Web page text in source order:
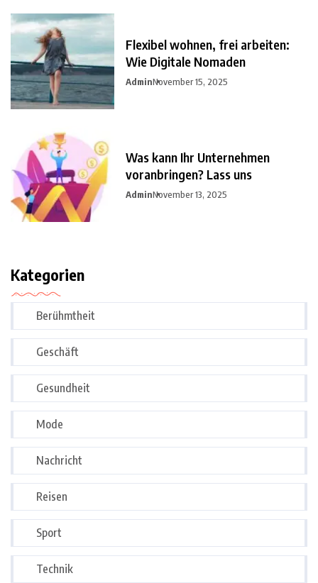
Flexibel wohnen, frei arbeiten:
Wie Digitale Nomaden
AdminNovember 15, 2025
Was kann Ihr Unternehmen
voranbringen? Lass uns
AdminNovember 13, 2025
Kategorien
Berühmtheit
Geschäft
Gesundheit
Mode
Nachricht
Reisen
Sport
Technik